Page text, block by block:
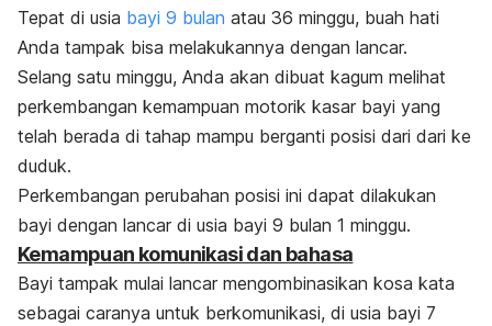
Tepat di usia bayi 9 bulan atau 36 minggu, buah hati
Anda tampak bisa melakukannya dengan lancar.
Selang satu minggu, Anda akan dibuat kagum melihat
perkembangan kemampuan motorik kasar bayi yang
telah berada di tahap mampu berganti posisi dari dari ke
duduk.
Perkembangan perubahan posisi ini dapat dilakukan
bayi dengan lancar di usia bayi 9 bulan 1 minggu.
Kemampuan komunikasi dan bahasa
Bayi tampak mulai lancar mengombinasikan kosa kata
sebagai caranya untuk berkomunikasi, di usia bayi 7